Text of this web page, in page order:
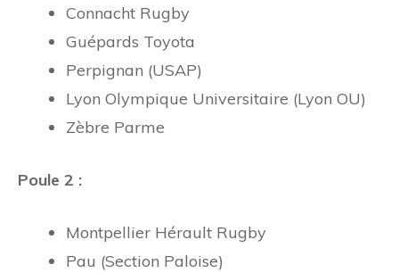
Connacht Rugby
Guépards Toyota
Perpignan (USAP)
Lyon Olympique Universitaire (Lyon OU)
Zèbre Parme
Poule 2 :
Montpellier Hérault Rugby
Pau (Section Paloise)